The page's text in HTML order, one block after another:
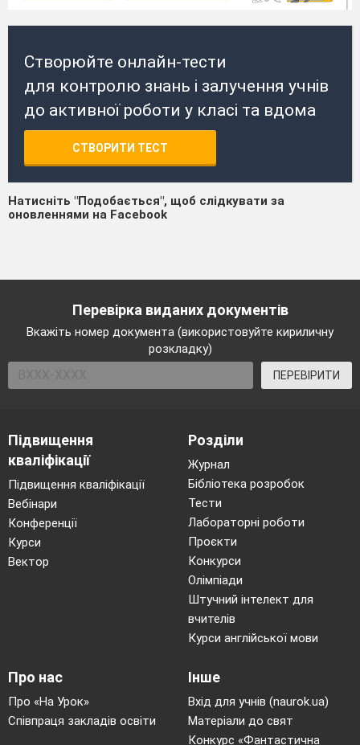
Створюйте онлайн-тести
для контролю знань і залучення учнів
до активної роботи у класі та вдома
СТВОРИТИ ТЕСТ
Натисніть "Подобається", щоб слідкувати за
оновленнями на Facebook
Перевірка виданих документів
Вкажіть номер документа (використовуйте кириличну
розкладку)
ПЕРЕВІРИТИ
Підвищення
кваліфікації
Підвищення кваліфікації
Вебінари
Конференції
Курси
Вектор
Розділи
Журнал
Бібліотека розробок
Тести
Лабораторні роботи
Проєкти
Конкурси
Олімпіади
Штучний інтелект для
вчителів
Курси англійської мови
Про нас
Про «На Урок»
Співпраця закладів освіти
Інше
Вхід для учнів (naurok.ua)
Матеріали до свят
Конкурс «Фантастична